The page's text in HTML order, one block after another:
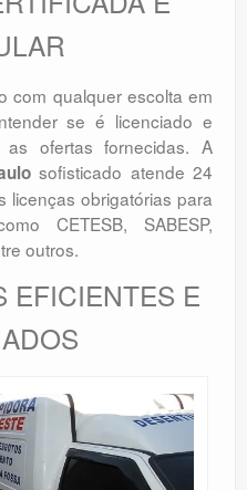
com qualquer escolta em
se é licenciado e
as ofertas fornecidas. A
sofisticado atende 24
licenças obrigatórias para
CETESB, SABESP,
outros.
EFICIENTES E